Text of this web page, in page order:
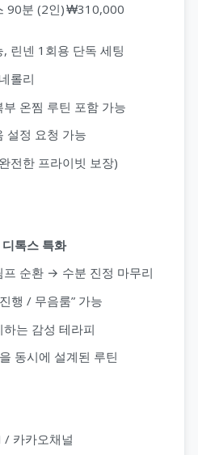
90분 (2인)₩310,000
린넨 1회용 단독 세팅
롤리
온찜 루틴 포함 가능
설정 요청 가능
전한 프라이빗 보장)
톡스 특화
순환 → 수분 진정 마무리
행 / 무음룸” 가능
는 감성 테라피
동시에 설계된 루틴
/ 카카오채널